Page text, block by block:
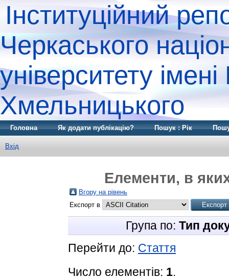
Інституційний
Черкаського
університету
Хмельницького
Головна Як додати публікацію? Пошук : Рік
Вхід
Елементи, в
Вгору на рівень
Експорт в
Група по: Тип
Перейти до: Стаття
Число елементів: 1.